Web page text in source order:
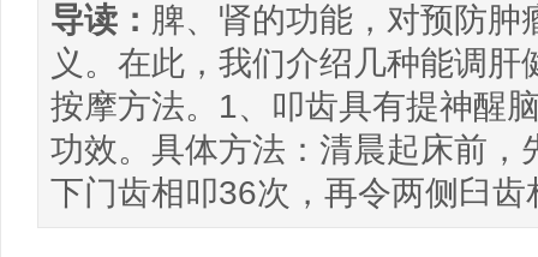
导读： 脾、肾的功能，对预防肿
义。在此，我们介绍几种能调
按摩方法。1、叩齿具有提神醒
功效。具体方法：清晨起床前
下门齿相叩36次，再令两侧臼